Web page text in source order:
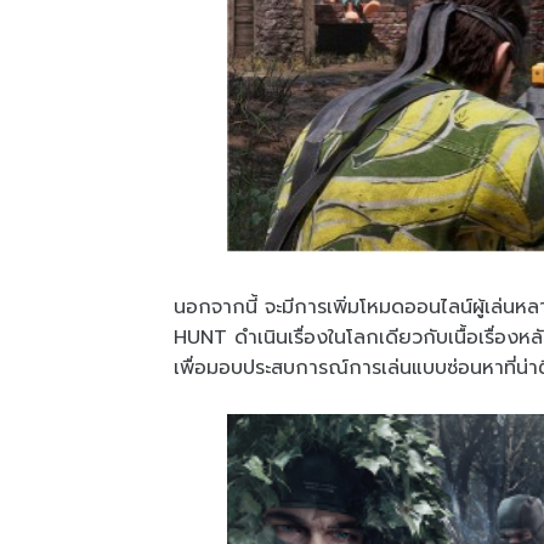
นอกจากนี้ จะมีการเพิ่มโหมดออนไลน์ผู้เล่นห
HUNT ดำเนินเรื่องในโลกเดียวกับเนื้อเรื่อง
เพื่อมอบประสบการณ์การเล่นแบบซ่อนหาที่น่